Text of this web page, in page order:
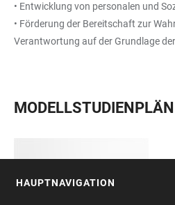
• Entwicklung von personalen und
• Förderung der Bereitschaft zur
Verantwortung auf der Grundlage
HAUPTNAVIGATION